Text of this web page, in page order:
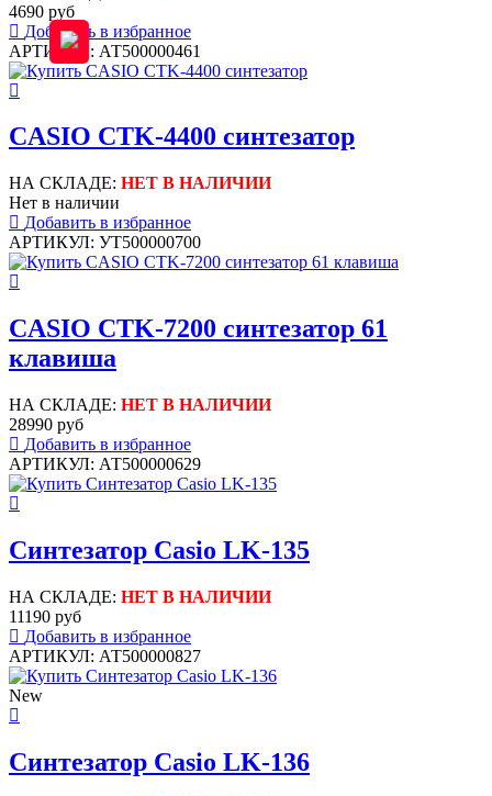
4690 руб
Добавить в избранное
АРТИКУЛ: АТ500000461
CASIO CTK-4400 синтезатор
НА СКЛАДЕ: НЕТ В НАЛИЧИИ
Нет в наличии
Добавить в избранное
АРТИКУЛ: УТ500000700
CASIO CTK-7200 синтезатор 61
клавиша
НА СКЛАДЕ: НЕТ В НАЛИЧИИ
28990 руб
Добавить в избранное
АРТИКУЛ: АТ500000629
Синтезатор Casio LK-135
НА СКЛАДЕ: НЕТ В НАЛИЧИИ
11190 руб
Добавить в избранное
АРТИКУЛ: АТ500000827
New
Синтезатор Casio LK-136